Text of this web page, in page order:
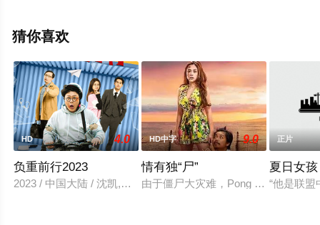
豆瓣电影、电视猫或剧情网等平台了解。
猜你喜欢
HD 4.0
负重前行2023
2023 / 中国大陆 / 沈凯,孙研翔,张佳航,于洋梓,秦晗博
HD中字 9.0
情有独“尸”
由于僵尸大灾难，Pong 成为地球上
正片
夏日女孩
“他是联